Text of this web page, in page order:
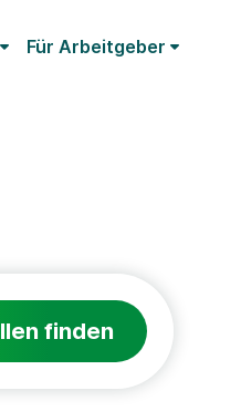
Für Arbeitgeber
finden